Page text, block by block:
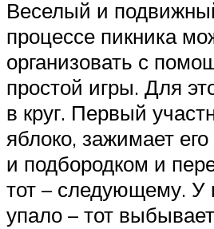
Веселый и
процессе пикника
организовать с
простой игры. Для
в круг. Первый
яблоко, зажимает
и подбородком и
тот – следующему. У
упало – тот